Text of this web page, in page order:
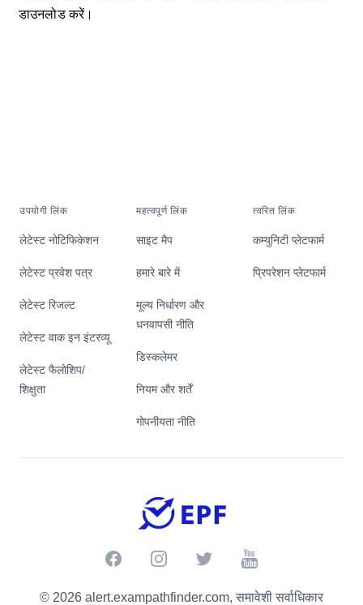
डाउनलोड करें।
उपयोगी लिंक
लेटेस्ट नोटिफिकेशन
लेटेस्ट प्रवेश पत्र
लेटेस्ट रिजल्ट
लेटेस्ट वाक इन इंटरव्यू
लेटेस्ट फैलोशिप/
शिक्षुता
महत्वपूर्ण लिंक
साइट मैप
हमारे बारे में
मूल्य निर्धारण और
धनवापसी नीति
डिस्कलेमर
नियम और शर्तें
गोपनीयता नीति
त्वरित लिंक
कम्युनिटी प्लेटफार्म
प्रिपरेशन प्लेटफार्म
FacebookInstagramTwitter Youtube
© 2026 alert.exampathfinder.com, समावेशी सर्वाधिकार